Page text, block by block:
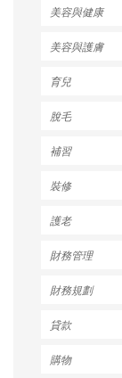
美容與健康
美容與護膚
育兒
脫毛
補習
裝修
護老
財務管理
財務規劃
貸款
購物